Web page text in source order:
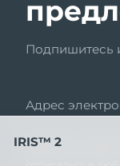
Подпишитесь
Адрес
Нажимая
маркетинговую
IRIS™ 2